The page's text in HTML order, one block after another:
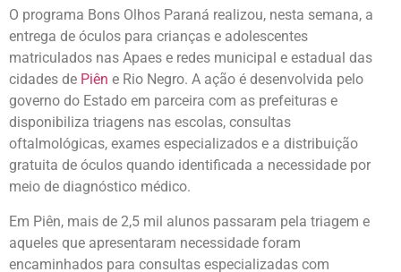
O programa Bons Olhos Paraná realizou, nesta semana, a
entrega de óculos para crianças e adolescentes
matriculados nas Apaes e redes municipal e estadual das
cidades de Piên e Rio Negro. A ação é desenvolvida pelo
governo do Estado em parceira com as prefeituras e
disponibiliza triagens nas escolas, consultas
oftalmológicas, exames especializados e a distribuição
gratuita de óculos quando identificada a necessidade por
meio de diagnóstico médico.
Em Piên, mais de 2,5 mil alunos passaram pela triagem e
aqueles que apresentaram necessidade foram
encaminhados para consultas especializadas com